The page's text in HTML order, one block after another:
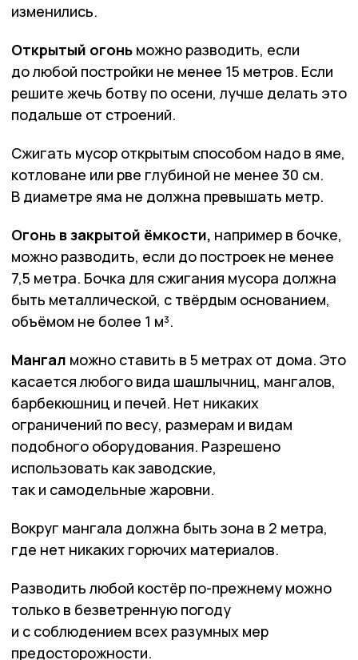
изменились.
Открытый огонь можно разводить, если
до любой постройки не менее 15 метров. Если
решите жечь ботву по осени, лучше делать это
подальше от строений.
Сжигать мусор открытым способом надо в яме,
котловане или рве глубиной не менее 30 см.
В диаметре яма не должна превышать метр.
Огонь в закрытой ёмкости, например в бочке,
можно разводить, если до построек не менее
7,5 метра. Бочка для сжигания мусора должна
быть металлической, с твёрдым основанием,
объёмом не более 1 м³.
Мангал можно ставить в 5 метрах от дома. Это
касается любого вида шашлычниц, мангалов,
барбекюшниц и печей. Нет никаких
ограничений по весу, размерам и видам
подобного оборудования. Разрешено
использовать как заводские,
так и самодельные жаровни.
Вокруг мангала должна быть зона в 2 метра,
где нет никаких горючих материалов.
Разводить любой костёр по-прежнему можно
только в безветренную погоду
и с соблюдением всех разумных мер
предосторожности.